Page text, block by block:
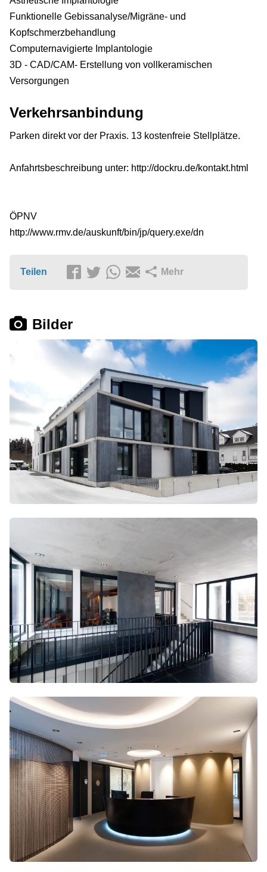
Funktionelle Gebissanalyse/Migräne- und
Kopfschmerzbehandlung
Computernavigierte Implantologie
3D - CAD/CAM- Erstellung von vollkeramischen
Versorgungen
Verkehrsanbindung
Parken direkt vor der Praxis. 13 kostenfreie Stellplätze.
Anfahrtsbeschreibung unter: http://dockru.de/kontakt.html
ÖPNV
http://www.rmv.de/auskunft/bin/jp/query.exe/dn
Teilen Mehr
Bilder